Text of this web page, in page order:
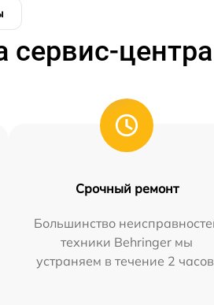
центра
Срочный ремонт
Большинство
техники Behringer мы
устраняем в течение 2